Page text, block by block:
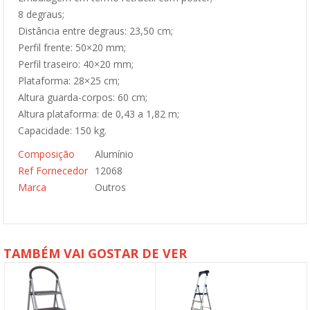
8 degraus;
Distância entre degraus: 23,50 cm;
Perfil frente: 50×20 mm;
Perfil traseiro: 40×20 mm;
Plataforma: 28×25 cm;
Altura guarda-corpos: 60 cm;
Altura plataforma: de 0,43 a 1,82 m;
Capacidade: 150 kg.
Composição
Alumínio
Ref Fornecedor 12068
Marca
Outros
TAMBÉM VAI GOSTAR DE VER